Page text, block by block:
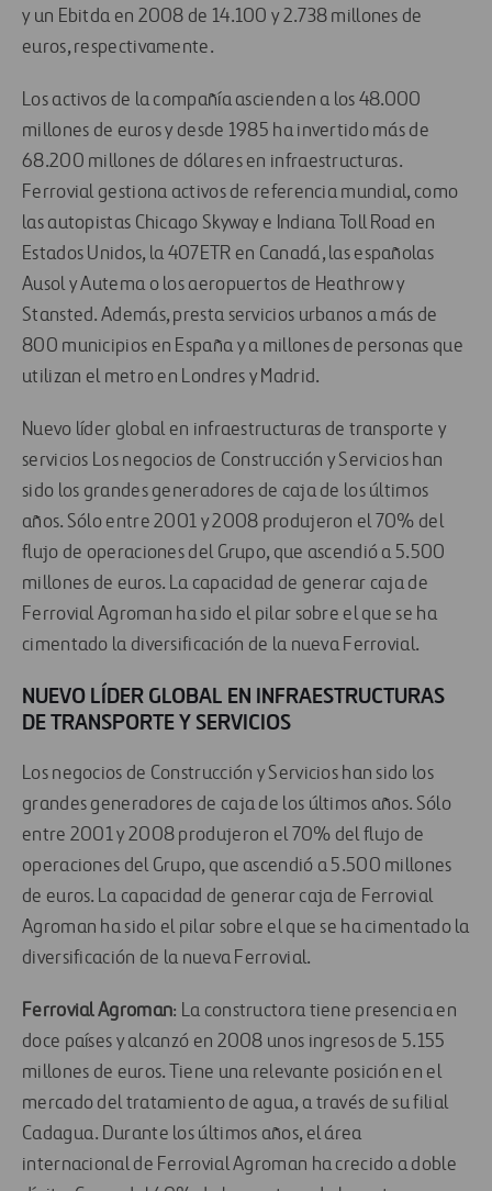
y un Ebitda en 2008 de 14.100 y 2.738 millones de
euros, respectivamente.
Los activos de la compañía ascienden a los 48.000
millones de euros y desde 1985 ha invertido más de
68.200 millones de dólares en infraestructuras.
Ferrovial gestiona activos de referencia mundial, como
las autopistas Chicago Skyway e Indiana Toll Road en
Estados Unidos, la 407ETR en Canadá, las españolas
Ausol y Autema o los aeropuertos de Heathrow y
Stansted. Además, presta servicios urbanos a más de
800 municipios en España y a millones de personas que
utilizan el metro en Londres y Madrid.
Nuevo líder global en infraestructuras de transporte y
servicios Los negocios de Construcción y Servicios han
sido los grandes generadores de caja de los últimos
años. Sólo entre 2001 y 2008 produjeron el 70% del
flujo de operaciones del Grupo, que ascendió a 5.500
millones de euros. La capacidad de generar caja de
Ferrovial Agroman ha sido el pilar sobre el que se ha
cimentado la diversificación de la nueva Ferrovial.
NUEVO LÍDER GLOBAL EN INFRAESTRUCTURAS
DE TRANSPORTE Y SERVICIOS
Los negocios de Construcción y Servicios han sido los
grandes generadores de caja de los últimos años. Sólo
entre 2001 y 2008 produjeron el 70% del flujo de
operaciones del Grupo, que ascendió a 5.500 millones
de euros. La capacidad de generar caja de Ferrovial
Agroman ha sido el pilar sobre el que se ha cimentado la
diversificación de la nueva Ferrovial.
Ferrovial Agroman: La constructora tiene presencia en
doce países y alcanzó en 2008 unos ingresos de 5.155
millones de euros. Tiene una relevante posición en el
mercado del tratamiento de agua, a través de su filial
Cadagua. Durante los últimos años, el área
internacional de Ferrovial Agroman ha crecido a doble